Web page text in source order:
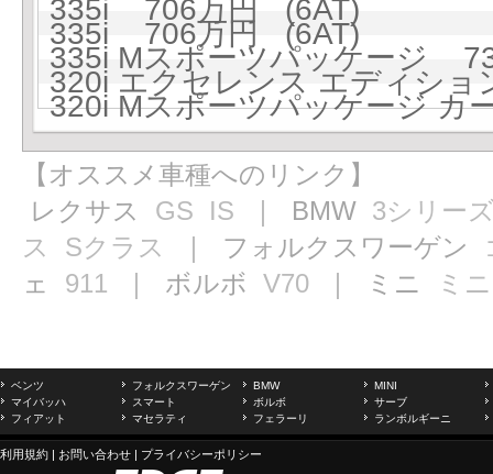
335i 706万円 (6AT)
335i 706万円 (6AT)
335i Mスポーツパッケージ
320i エクセレンス エディシ
320i Mスポーツパッケージ
【オススメ車種へのリンク】
レクサス GS IS ｜ BMW 3シリー
ス
Sクラス ｜ フォルクスワーゲン
ェ 911 ｜ ボルボ V70 ｜ ミニ ミニ
ベンツ フォルクスワーゲン BMW
MINI
マイバッハ
スマート ボルボ
サーブ
フィアット
マセラティ フェラーリ ランボルギーニ
利用規約 | お問い合わせ | プライバシーポリシー